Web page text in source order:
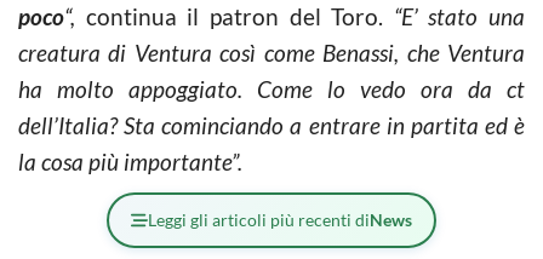
poco“, continua il patron del Toro. “E’ stato una
creatura di Ventura così come Benassi, che Ventura
ha molto appoggiato. Come lo vedo ora da ct
dell’Italia? Sta cominciando a entrare in partita ed è
la cosa più importante”.
Leggi gli articoli più recenti diNews